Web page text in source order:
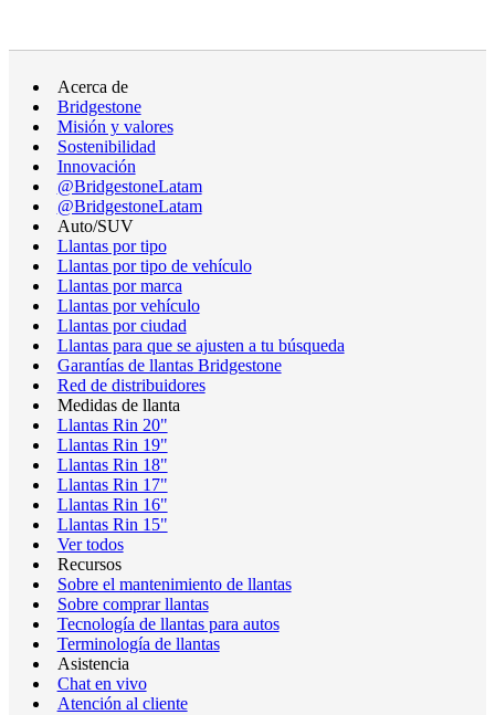
Acerca de
Bridgestone
Misión y valores
Sostenibilidad
Innovación
@BridgestoneLatam
@BridgestoneLatam
Auto/SUV
Llantas por tipo
Llantas por tipo de vehículo
Llantas por marca
Llantas por vehículo
Llantas por ciudad
Llantas para que se ajusten a tu búsqueda
Garantías de llantas Bridgestone
Red de distribuidores
Medidas de llanta
Llantas Rin 20"
Llantas Rin 19"
Llantas Rin 18"
Llantas Rin 17"
Llantas Rin 16"
Llantas Rin 15"
Ver todos
Recursos
Sobre el mantenimiento de llantas
Sobre comprar llantas
Tecnología de llantas para autos
Terminología de llantas
Asistencia
Chat en vivo
Atención al cliente